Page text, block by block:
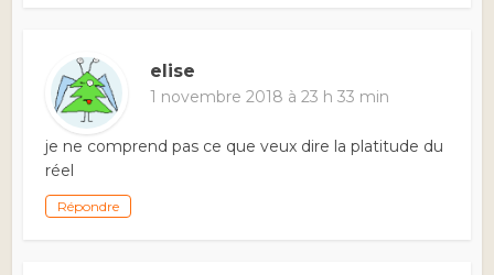
elise
1 novembre 2018 à 23 h 33 min
je ne comprend pas ce que veux dire la platitude du
réel
Répondre